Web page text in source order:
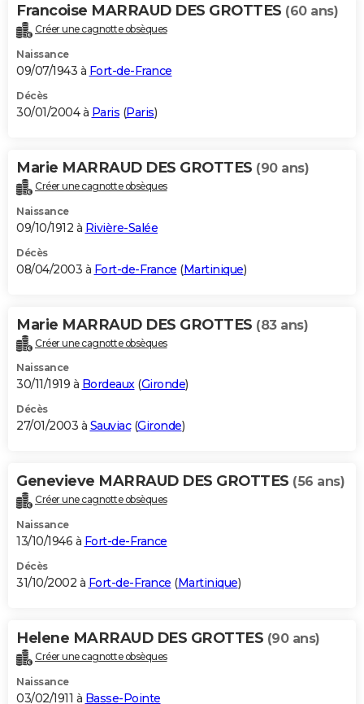
Francoise MARRAUD DES GROTTES (60 ans)
Créer une cagnotte obsèques
Naissance
09/07/1943 à Fort-de-France
Décès
30/01/2004 à Paris (Paris)
Marie MARRAUD DES GROTTES (90 ans)
Créer une cagnotte obsèques
Naissance
09/10/1912 à Rivière-Salée
Décès
08/04/2003 à Fort-de-France (Martinique)
Marie MARRAUD DES GROTTES (83 ans)
Créer une cagnotte obsèques
Naissance
30/11/1919 à Bordeaux(Gironde)
Décès
27/01/2003 à Sauviac(Gironde)
Genevieve MARRAUD DES GROTTES (56 ans)
Créer une cagnotte obsèques
Naissance
13/10/1946 à Fort-de-France
Décès
31/10/2002 à Fort-de-France (Martinique)
Helene MARRAUD DES GROTTES (90 ans)
Créer une cagnotte obsèques
Naissance
03/02/1911 à Basse-Pointe